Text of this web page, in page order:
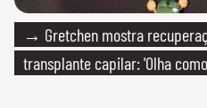
→ Gretchen mostra
transplante capilar: 'Olha